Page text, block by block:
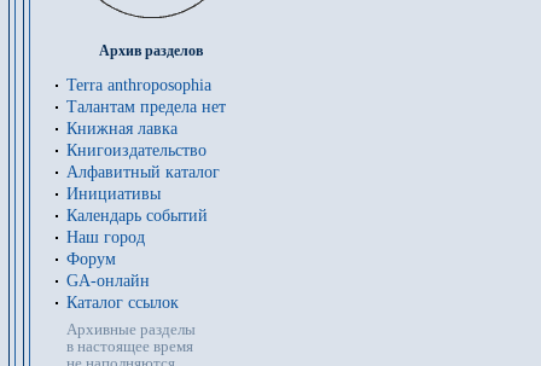
Архив разделов
Terra anthroposophia
Талантам предела нет
Книжная лавка
Книгоиздательство
Алфавитный каталог
Инициативы
Календарь событий
Наш город
Форум
GA-онлайн
Каталог ссылок
Архивные разделы
в настоящее время